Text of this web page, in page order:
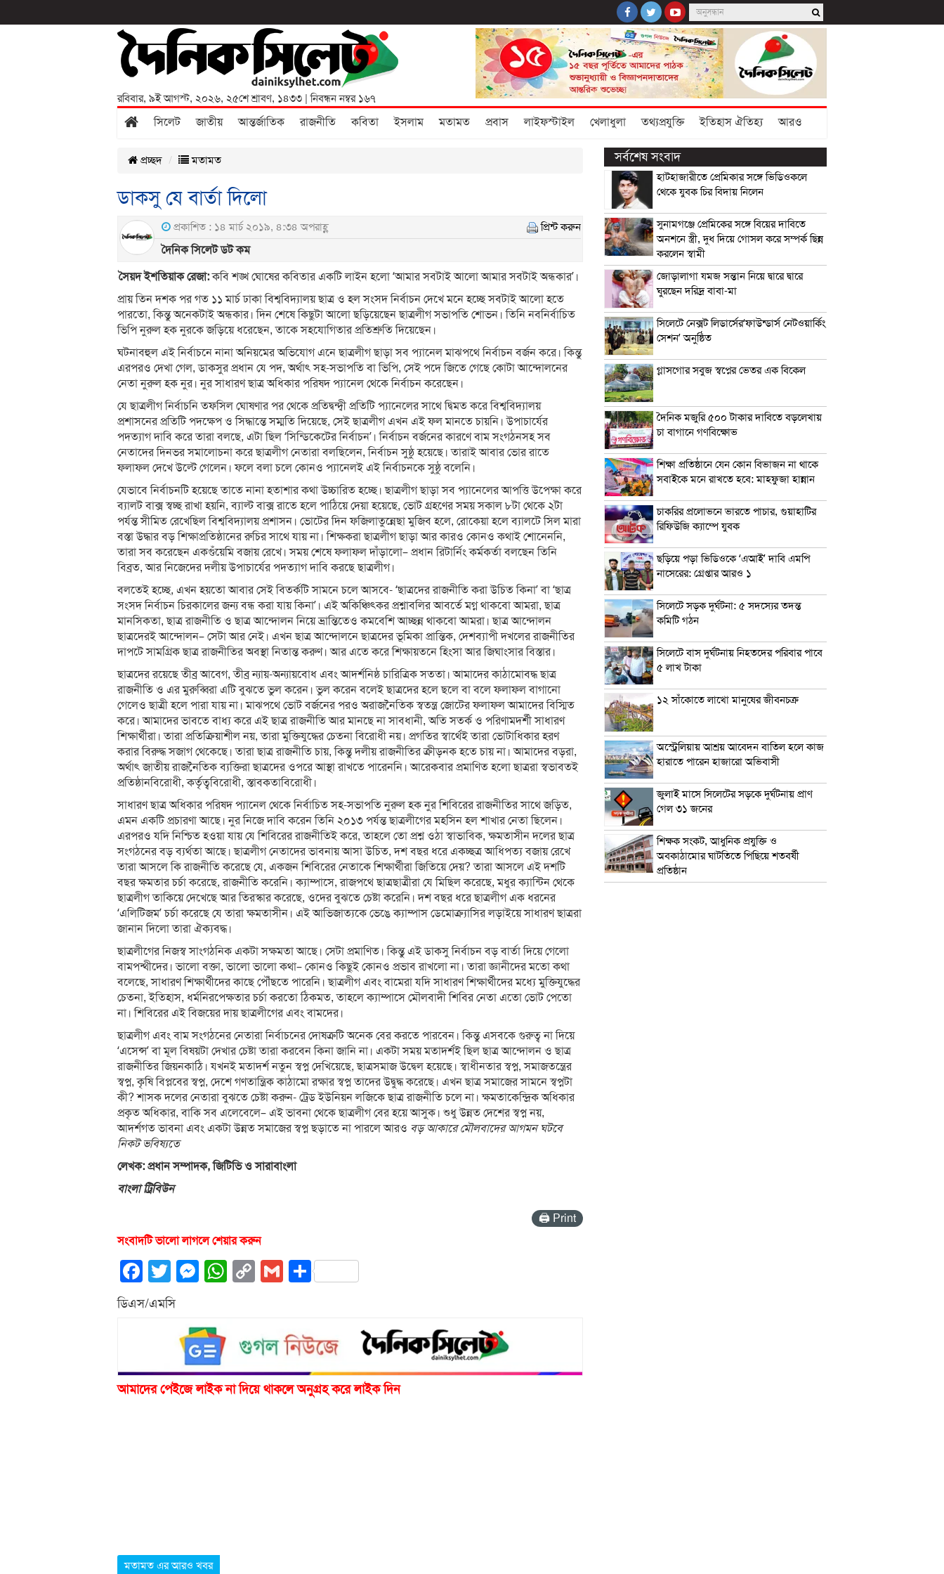
রবিবার, ৯ই আগস্ট, ২০২৬, ২৫শে শ্রাবণ, ১৪৩৩ | নিবন্ধন নম্বর ১৬৭
সিলেট জাতীয় আন্তর্জাতিক রাজনীতি কবিতা ইসলাম মতামত প্রবাস লাইফস্টাইল খেলাধুলা তথ্যপ্রযুক্তি ইতিহাস ঐতিহ্য আরও
প্রচ্ছদ মতামত
ডাকসু যে বার্তা দিলো
প্রকাশিত : ১৪ মার্চ ২০১৯, ৪:৩৪ অপরাহ্ণ প্রিন্ট করুন
দৈনিক সিলেট ডট কম
সৈয়দ ইশতিয়াক রেজা:কবি শঙ্খ ঘোষের কবিতার একটি লাইন হলো ‘আমার সবটাই আলো আমার সবটাই অন্ধকার’।
প্রায় তিন দশক পর গত ১১ মার্চ ঢাকা বিশ্ববিদ্যালয় ছাত্র ও হল সংসদ নির্বাচন দেখে মনে হচ্ছে সবটাই আলো হতে
পারতো, কিন্তু অনেকটাই অন্ধকার। দিন শেষে কিছুটা আলো ছড়িয়েছেন ছাত্রলীগ সভাপতি শোভন। তিনি নবনির্বাচিত
ভিপি নুরুল হক নুরকে জড়িয়ে ধরেছেন, তাকে সহযোগিতার প্রতিশ্রুতি দিয়েছেন।
ঘটনাবহুল এই নির্বাচনে নানা অনিয়মের অভিযোগ এনে ছাত্রলীগ ছাড়া সব প্যানেল মাঝপথে নির্বাচন বর্জন করে। কিন্তু
এরপরও দেখা গেল, ডাকসুর প্রধান যে পদ, অর্থাৎ সহ-সভাপতি বা ভিপি, সেই পদে জিতে গেছে কোটা আন্দোলনের
নেতা নুরুল হক নুর। নুর সাধারণ ছাত্র অধিকার পরিষদ প্যানেল থেকে নির্বাচন করেছেন।
যে ছাত্রলীগ নির্বাচনি তফসিল ঘোষণার পর থেকে প্রতিদ্বন্দ্বী প্রতিটি প্যানেলের সাথে দ্বিমত করে বিশ্ববিদ্যালয়
প্রশাসনের প্রতিটি পদক্ষেপ ও সিদ্ধান্তে সম্মতি দিয়েছে, সেই ছাত্রলীগ এখন এই ফল মানতে চায়নি। উপাচার্যের
পদত্যাগ দাবি করে তারা বলছে, এটা ছিল ‘সিন্ডিকেটের নির্বাচন’। নির্বাচন বর্জনের কারণে বাম সংগঠনসহ সব
নেতাদের দিনভর সমালোচনা করে ছাত্রলীগ নেতারা বলছিলেন, নির্বাচন সুষ্ঠু হয়েছে। তারাই আবার ভোর রাতে
ফলাফল দেখে উল্টে গেলেন। ফলে বলা চলে কোনও প্যানেলই এই নির্বাচনকে সুষ্ঠু বলেনি।
যেভাবে নির্বাচনটি হয়েছে তাতে নানা হতাশার কথা উচ্চারিত হচ্ছে। ছাত্রলীগ ছাড়া সব প্যানেলের আপত্তি উপেক্ষা করে
ব্যালট বাক্স স্বচ্ছ রাখা হয়নি, ব্যাল্ট বাক্স রাতে হলে পাঠিয়ে দেয়া হয়েছে, ভোট গ্রহণের সময় সকাল ৮টা থেকে ২টা
পর্যন্ত সীমিত রেখেছিল বিশ্ববিদ্যালয় প্রশাসন। ভোটের দিন ফজিলাতুন্নেছা মুজিব হলে, রোকেয়া হলে ব্যালটে সিল মারা
বস্তা উদ্ধার বড় শিক্ষাপ্রতিষ্ঠানের রুচির সাথে যায় না। শিক্ষকরা ছাত্রলীগ ছাড়া আর কারও কোনও কথাই শোনেননি,
তারা সব করেছেন একগুঁয়েমি বজায় রেখে। সময় শেষে ফলাফল দাঁড়ালো– প্রধান রিটার্নিং কর্মকর্তা বলছেন তিনি
বিব্রত, আর নিজেদের দলীয় উপাচার্যের পদত্যাগ দাবি করছে ছাত্রলীগ।
বলতেই হচ্ছে, এখন হয়তো আবার সেই বিতর্কটি সামনে চলে আসবে- ‘ছাত্রদের রাজনীতি করা উচিত কিনা’ বা ‘ছাত্র
সংসদ নির্বাচন চিরকালের জন্য বন্ধ করা যায় কিনা’। এই অকিঞ্চিৎকর প্রশ্নাবলির আবর্তে মগ্ন থাকবো আমরা, ছাত্র
মানসিকতা, ছাত্র রাজনীতি ও ছাত্র আন্দোলন নিয়ে ভ্রান্তিতেও কমবেশি আচ্ছন্ন থাকবো আমরা। ছাত্র আন্দোলন
ছাত্রদেরই আন্দোলন– সেটা আর নেই। এখন ছাত্র আন্দোলনে ছাত্রদের ভূমিকা প্রান্তিক, দেশব্যাপী দখলের রাজনীতির
দাপটে সামগ্রিক ছাত্র রাজনীতির অবস্থা নিতান্ত করুণ। আর এতে করে শিক্ষায়তনে হিংসা আর জিঘাংসার বিস্তার।
ছাত্রদের রয়েছে তীব্র আবেগ, তীব্র ন্যায়-অন্যায়বোধ এবং আদর্শনিষ্ঠ চারিত্রিক সততা। আমাদের কাঠামোবদ্ধ ছাত্র
রাজনীতি ও এর মুরুব্বিরা এটি বুঝতে ভুল করেন। ভুল করেন বলেই ছাত্রদের হলে ছলে বা বলে ফলাফল বাগানো
গেলেও ছাত্রী হলে পারা যায় না। মাঝপথে ভোট বর্জনের পরও অরাজনৈতিক স্বতন্ত্র জোটের ফলাফল আমাদের বিস্মিত
করে। আমাদের ভাবতে বাধ্য করে এই ছাত্র রাজনীতি আর মানছে না সাবধানী, অতি সতর্ক ও পরিণামদর্শী সাধারণ
শিক্ষার্থীরা। তারা প্রতিক্রিয়াশীল নয়, তারা মুক্তিযুদ্ধের চেতনা বিরোধী নয়। প্রগতির স্বার্থেই তারা ভোটাধিকার হরণ
করার বিরুদ্ধ সজাগ থেকেছে। তারা ছাত্র রাজনীতি চায়, কিন্তু দলীয় রাজনীতির ক্রীড়নক হতে চায় না। আমাদের বড়রা,
অর্থাৎ জাতীয় রাজনৈতিক ব্যক্তিরা ছাত্রদের ওপরে আস্থা রাখতে পারেননি। আরেকবার প্রমাণিত হলো ছাত্ররা স্বভাবতই
প্রতিষ্ঠানবিরোধী, কর্তৃত্ববিরোধী, স্তাবকতাবিরোধী।
সাধারণ ছাত্র অধিকার পরিষদ প্যানেল থেকে নির্বাচিত সহ-সভাপতি নুরুল হক নুর শিবিরের রাজনীতির সাথে জড়িত,
এমন একটি প্রচারণা আছে। নুর নিজে দাবি করেন তিনি ২০১৩ পর্যন্ত ছাত্রলীগের মহসিন হল শাখার নেতা ছিলেন।
এরপরও যদি নিশ্চিত হওয়া যায় যে শিবিরের রাজনীতিই করে, তাহলে তো প্রশ্ন ওঠা স্বাভাবিক, ক্ষমতাসীন দলের ছাত্র
সংগঠনের বড় ব্যর্থতা আছে। ছাত্রলীগ নেতাদের ভাবনায় আসা উচিত, দশ বছর ধরে একচ্ছত্র আধিপত্য বজায় রেখে
তারা আসলে কি রাজনীতি করেছে যে, একজন শিবিরের নেতাকে শিক্ষার্থীরা জিতিয়ে দেয়? তারা আসলে এই দশটি
বছর ক্ষমতার চর্চা করেছে, রাজনীতি করেনি। ক্যাম্পাসে, রাজপথে ছাত্রছাত্রীরা যে মিছিল করেছে, মধুর ক্যান্টিন থেকে
ছাত্রলীগ তাকিয়ে দেখেছে আর তিরস্কার করেছে, ওদের বুঝতে চেষ্টা করেনি। দশ বছর ধরে ছাত্রলীগ এক ধরনের
‘এলিটিজম’ চর্চা করেছে যে তারা ক্ষমতাসীন। এই আভিজাত্যকে ভেঙে ক্যাম্পাস ডেমোক্র্যাসির লড়াইয়ে সাধারণ ছাত্ররা
জানান দিলো তারা ঐক্যবদ্ধ।
ছাত্রলীগের নিজস্ব সাংগঠনিক একটা সক্ষমতা আছে। সেটা প্রমাণিত। কিন্তু এই ডাকসু নির্বাচন বড় বার্তা দিয়ে গেলো
বামপন্থীদের। ভালো বক্তা, ভালো ভালো কথা– কোনও কিছুই কোনও প্রভাব রাখলো না। তারা জ্ঞানীদের মতো কথা
বলেছে, সাধারণ শিক্ষার্থীদের কাছে পৌঁছতে পারেনি। ছাত্রলীগ এবং বামেরা যদি সাধারণ শিক্ষার্থীদের মধ্যে মুক্তিযুদ্ধের
চেতনা, ইতিহাস, ধর্মনিরপেক্ষতার চর্চা করতো ঠিকমত, তাহলে ক্যাম্পাসে মৌলবাদী শিবির নেতা এতো ভোট পেতো
না। শিবিরের এই বিজয়ের দায় ছাত্রলীগের এবং বামদের।
ছাত্রলীগ এবং বাম সংগঠনের নেতারা নির্বাচনের দোষত্রুটি অনেক বের করতে পারবেন। কিন্তু এসবকে গুরুত্ব না দিয়ে
‘এসেন্স’ বা মূল বিষয়টা দেখার চেষ্টা তারা করবেন কিনা জানি না। একটা সময় মতাদর্শই ছিল ছাত্র আন্দোলন ও ছাত্র
রাজনীতির জিয়নকাঠি। যখনই মতাদর্শ নতুন স্বপ্ন দেখিয়েছে, ছাত্রসমাজ উদ্বেল হয়েছে। স্বাধীনতার স্বপ্ন, সমাজতন্ত্রের
স্বপ্ন, কৃষি বিপ্লবের স্বপ্ন, দেশে গণতান্ত্রিক কাঠামো রক্ষার স্বপ্ন তাদের উদ্বুদ্ধ করেছে। এখন ছাত্র সমাজের সামনে স্বপ্নটা
কী? শাসক দলের নেতারা বুঝতে চেষ্টা করুন- ট্রেড ইউনিয়ন লজিকে ছাত্র রাজনীতি চলে না। ক্ষমতাকেন্দ্রিক অধিকার
প্রকৃত অধিকার, বাকি সব এলেবেলে– এই ভাবনা থেকে ছাত্রলীগ বের হয়ে আসুক। শুধু উন্নত দেশের স্বপ্ন নয়,
আদর্শগত ভাবনা এবং একটা উন্নত সমাজের স্বপ্ন ছড়াতে না পারলে আরও বড় আকারে মৌলবাদের আগমন ঘটবে
নিকট ভবিষ্যতে
লেখক: প্রধান সম্পাদক, জিটিভি ও সারাবাংলা
বাংলা ট্রিবিউন
🖨 Print
সংবাদটি ভালো লাগলে শেয়ার করুন
Facebook
Twitter
Messenger
WhatsApp
CopyGmailShare
ডিএস/এমসি
আমাদের পেইজে লাইক না দিয়ে থাকলে অনুগ্রহ করে লাইক দিন
মতামত এর আরও খবর
সর্বশেষ সংবাদ
হাটহাজারীতে প্রেমিকার সঙ্গে ভিডিওকলে
থেকে যুবক চির বিদায় নিলেন
সুনামগঞ্জে প্রেমিকের সঙ্গে বিয়ের দাবিতে
অনশনে স্ত্রী, দুধ দিয়ে গোসল করে সম্পর্ক ছিন্ন
করলেন স্বামী
জোড়ালাগা যমজ সন্তান নিয়ে দ্বারে দ্বারে
ঘুরছেন দরিদ্র বাবা-মা
সিলেটে নেক্সট লিডার্সের‘ফাউন্ডার্স নেটওয়ার্কিং
সেশন’ অনুষ্ঠিত
গ্লাসগোর সবুজ স্বপ্নের ভেতর এক বিকেল
দৈনিক মজুরি ৫০০ টাকার দাবিতে বড়লেখায়
চা বাগানে গণবিক্ষোভ
শিক্ষা প্রতিষ্ঠানে যেন কোন বিভাজন না থাকে
সবাইকে মনে রাখতে হবে: মাহফুজা হান্নান
চাকরির প্রলোভনে ভারতে পাচার, গুয়াহাটির
রিফিউজি ক্যাম্পে যুবক
ছড়িয়ে পড়া ভিডিওকে ‘এআই’ দাবি এমপি
নাসেরের: গ্রেপ্তার আরও ১
সিলেটে সড়ক দুর্ঘটনা: ৫ সদস্যের তদন্ত
কমিটি গঠন
সিলেটে বাস দুর্ঘটনায় নিহতদের পরিবার পাবে
৫ লাখ টাকা
১২ সাঁকোতে লাখো মানুষের জীবনচক্র
অস্ট্রেলিয়ায় আশ্রয় আবেদন বাতিল হলে কাজ
হারাতে পারেন হাজারো অভিবাসী
জুলাই মাসে সিলেটের সড়কে দুর্ঘটনায় প্রাণ
গেল ৩১ জনের
শিক্ষক সংকট, আধুনিক প্রযুক্তি ও
অবকাঠামোর ঘাটতিতে পিছিয়ে শতবর্ষী
প্রতিষ্ঠান